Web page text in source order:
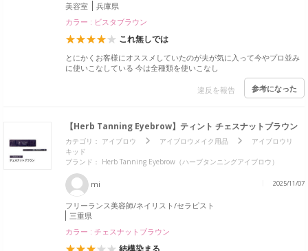
美容室
兵庫県
カラー : ビスタブラウン
これ無しでは
とにかくお客様にオススメしていたのが夫が気に入って今やプロ並み
に使いこなしている 今は全種類を使いこなし
違反を報告 参考になった
【Herb Tanning Eyebrow】ティント チェスナットブラウン
カテゴリ： アイブロウ アイブロウメイク用品
アイブロウリ
キッド
ブランド： Herb Tanning Eyebrow（ハーブタンニングアイブロウ）
mi 2025/11/07
フリーランス美容師/ネイリスト/セラピスト
三重県
カラー : チェスナットブラウン
結構染まる